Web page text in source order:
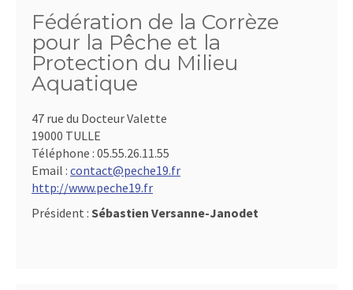
Fédération de la Corrèze
pour la Pêche et la
Protection du Milieu
Aquatique
47 rue du Docteur Valette
19000 TULLE
Téléphone : 05.55.26.11.55
Email : contact@peche19.fr
http://www.peche19.fr
Président : Sébastien Versanne-Janodet